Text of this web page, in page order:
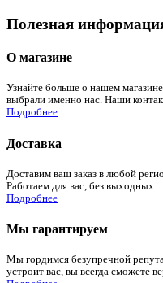
Полезная
О магазине
Узнайте больше о нашем
выбрали именно нас. Наши
Подробнее
Доставка
Доставим ваш заказ в любой
Работаем для вас, без выходных.
Подробнее
Мы гарантируем
Мы гордимся безупречной
устроит вас, вы всегда сможете